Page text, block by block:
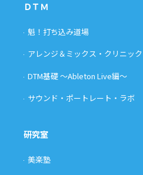
ＤＴＭ
魁！打ち込み道場
アレンジ＆ミックス・クリニック
DTM基礎 〜Ableton Live編〜
サウンド・ポートレート・ラボ
研究室
美楽塾